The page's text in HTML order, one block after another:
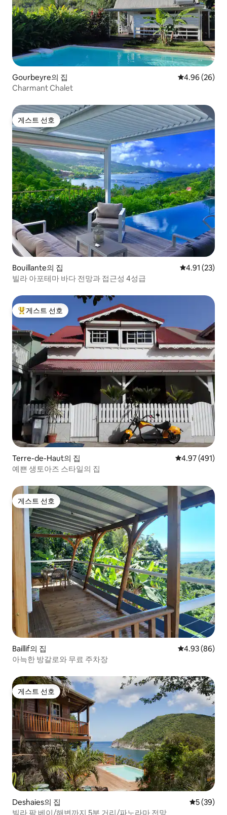
Gourbeyre의 집 평점 4.96점(5
4.96 (26)
Charmant Chalet
게스트 선호
게스트 선호
Bouillante의 집 평점 4.91점
4.91 (23)
빌라 아포테마 바다 전망과 접근성 4성급
상위 게스트 선호
게스트 선호
Terre-de-Haut의 집 평점 4.97점(5
4.97 (491)
예쁜 생토아즈 스타일의 집
게스트 선호
게스트 선호
Baillif의 집 평점 4.93점(5
4.93 (86)
아늑한 방갈로와 무료 주차장
게스트 선호
게스트 선호
Deshaies의 집 평점 5점(5
5 (39)
빌라 팜 베이/해변까지 5분 거리/파노라마 전망